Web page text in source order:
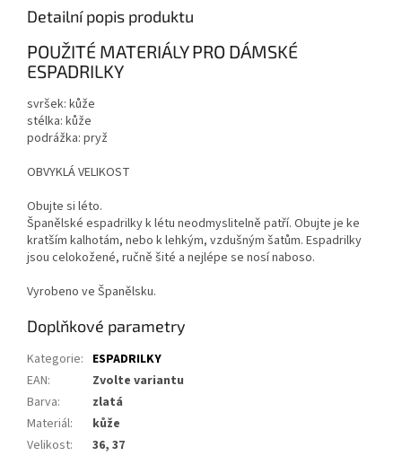
Detailní popis produktu
POUŽITÉ MATERIÁLY PRO DÁMSKÉ
ESPADRILKY
svršek: kůže
stélka: kůže
podrážka: pryž
OBVYKLÁ VELIKOST
Obujte si léto.
Španělské espadrilky k létu neodmyslitelně patří. Obujte je ke
kratším kalhotám, nebo k lehkým, vzdušným šatům. Espadrilky
jsou celokožené, ručně šité a nejlépe se nosí naboso.
Vyrobeno ve Španělsku.
Doplňkové parametry
Kategorie: ESPADRILKY
EAN:
Zvolte variantu
Barva:
zlatá
Materiál:
kůže
Velikost: 36, 37